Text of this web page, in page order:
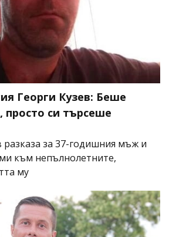
Георги Кузев: Беше
просто си търсеше
за 37-годишния мъж и
към непълнолетните,
му